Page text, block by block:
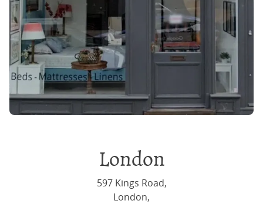
London
597 Kings Road,
London,